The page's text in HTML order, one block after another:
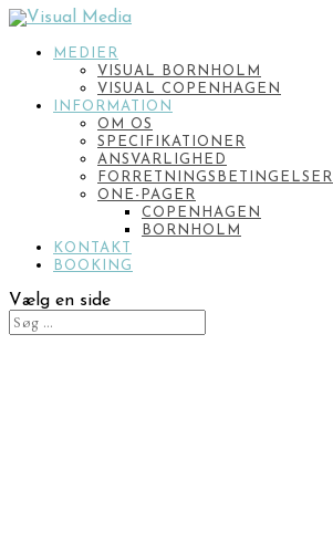
MEDIER
VISUAL BORNHOLM
VISUAL COPENHAGEN
INFORMATION
OM OS
SPECIFIKATIONER
ANSVARLIGHED
FORRETNINGSBETINGELSER
ONE-PAGER
COPENHAGEN
BORNHOLM
KONTAKT
BOOKING
Vælg en side